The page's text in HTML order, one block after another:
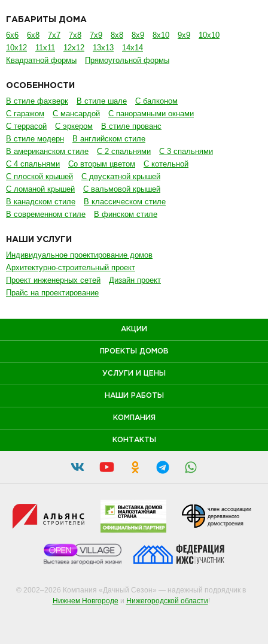
ГАБАРИТЫ ДОМА
6х6 6х8 7х7 7х8 7х9 8х8 8х9 8х10 9х9
10х10
10х12
11х11 12х12 13х13
14х14
Квадратной формы
Прямоугольной формы
ОСОБЕННОСТИ
В стиле фахверк В стиле шале
С балконом
С гаражом
С мансардой
С панорамными окнами
С террасой
С эркером
В стиле прованс
В стиле модерн
В английском стиле
В американском стиле
С 2 спальнями
С 3 спальнями
С 4 спальнями
Со вторым цветом
С котельной
С плоской крышей
С двускатной крышей
С ломаной крышей
С вальмовой крышей
В канадском стиле
В классическом стиле
В современном стиле
В финском стиле
НАШИ УСЛУГИ
Индивидуальное проектирование домов
Архитектурно-строительный проект
Проект инженерных сетей
Дизайн проект
Прайс на проектирование
АКЦИИ
ПРОЕКТЫ ДОМОВ
УСЛУГИ И ЦЕНЫ
НАШИ РАБОТЫ
КОМПАНИЯ
КОНТАКТЫ
© 2002–2026 Компания «Дачный Сезон» — надежный подрядчик в
Нижнем Новгороде и Нижегородской области!
член ассоциации
деревянного
домостроения